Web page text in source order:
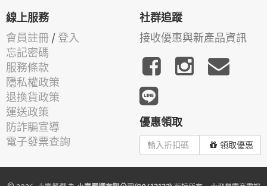
線上服務
會員註冊 / 登入
忘記密碼
服務條款
隱私權政策
退換貨政策
運送政策
防詐騙宣導
電子發票查詢
社群追蹤
接收優惠與新產品資訊
優惠領取
領取優惠